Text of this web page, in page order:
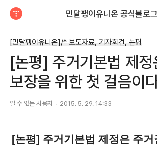
민달팽이유니온 공식블로그
[민달팽이유니온]/* 보도자료, 기자회견, 논평
[논평] 주거기본법 제정
보장을 위한 첫 걸음이
알 수 없는 사용자 2015. 5. 29. 14:33
[논평] 주거기본법 제정은 주거